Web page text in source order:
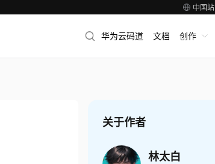
中国站
华为云码道 文档 创作
关于作者
林太白